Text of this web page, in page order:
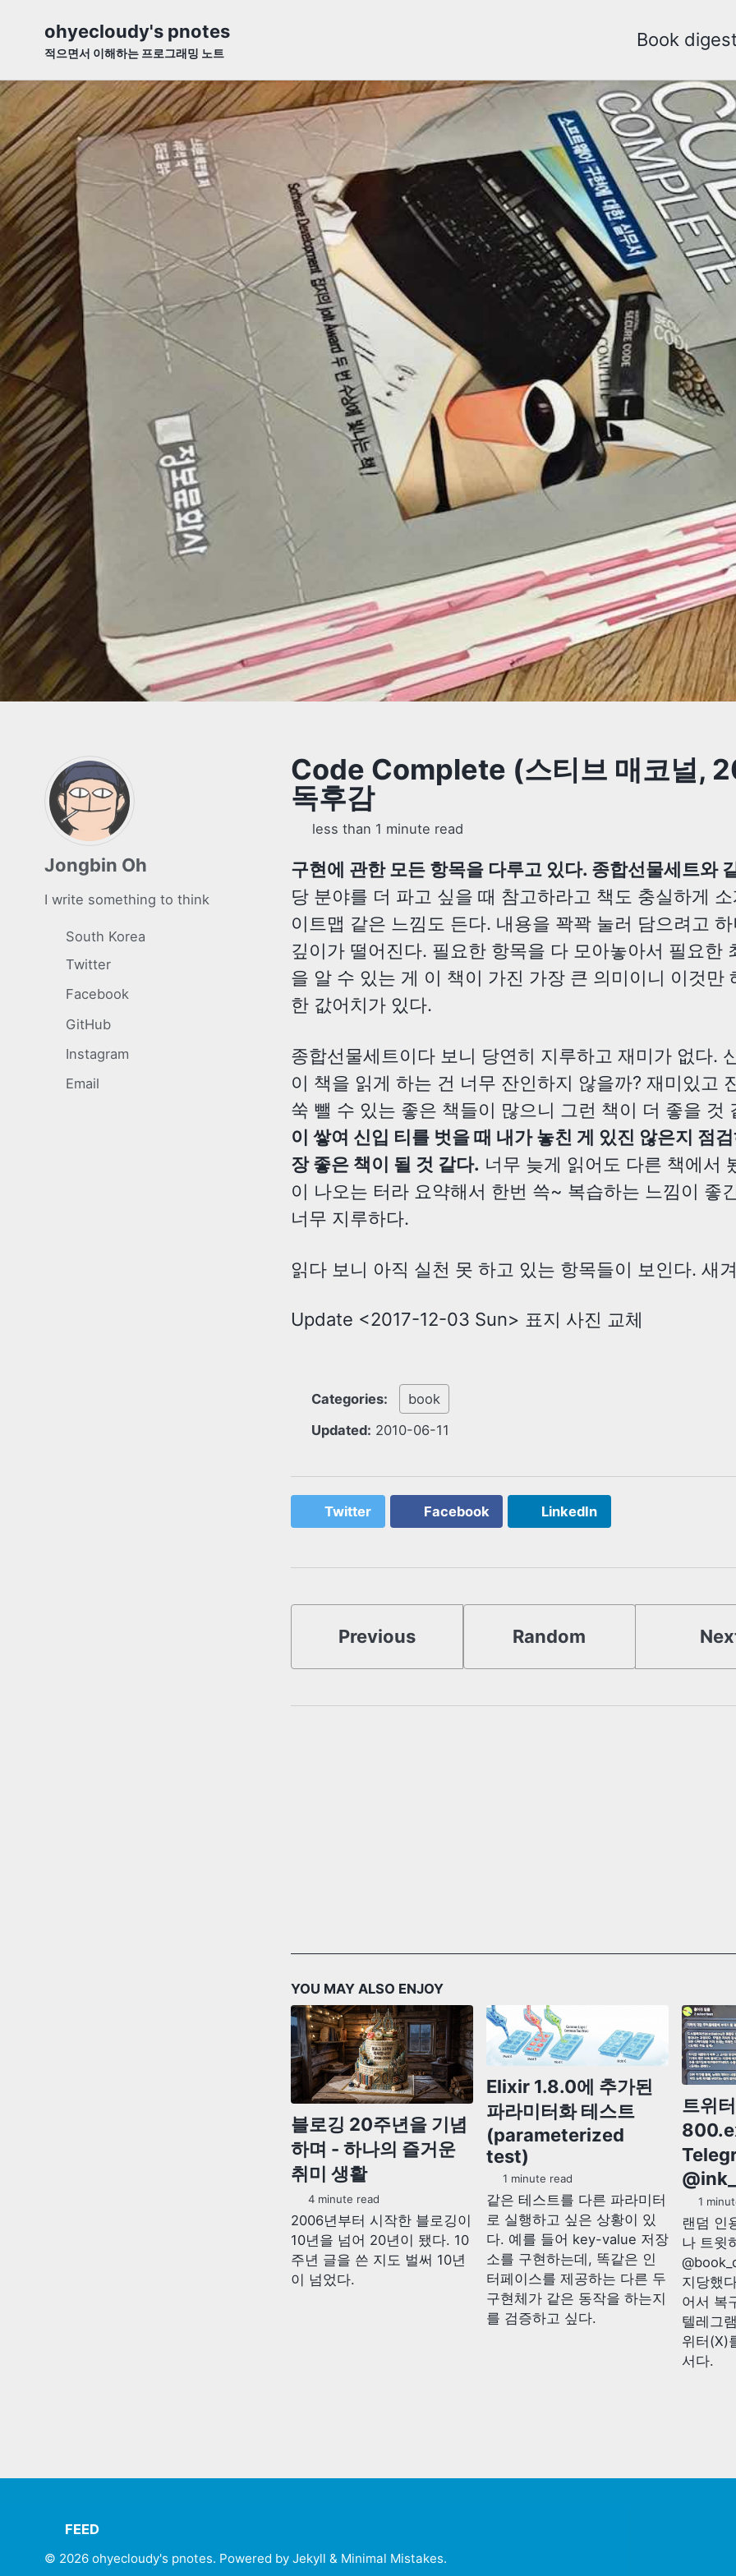
primary
navigation
content
ohyecloudy's pnotes
적으면서 이해하는 프로그래밍 노트
Book
Jongbin Oh
I write something to think
South Korea
Twitter
Facebook
GitHub
Instagram
Email
Code Complete (스티브 매코널,
독후감
less than 1 minute read
구현에 관한 모든 항목을 다루고 있다. 종합선물세트와
당 분야를 더 파고 싶을 때 참고하라고 책도 충실하게
이트맵 같은 느낌도 든다. 내용을 꽉꽉 눌러 담으려고
깊이가 떨어진다. 필요한 항목을 다 모아놓아서 필요한
을 알 수 있는 게 이 책이 가진 가장 큰 의미이니 이것만
한 값어치가 있다.
종합선물세트이다 보니 당연히 지루하고 재미가 없다.
이 책을 읽게 하는 건 너무 잔인하지 않을까? 재미있고
쑥 뺄 수 있는 좋은 책들이 많으니 그런 책이 더 좋을 것
이 쌓여 신입 티를 벗을 때 내가 놓친 게 있진 않은지 점
장 좋은 책이 될 것 같다. 너무 늦게 읽어도 다른 책에서
이 나오는 터라 요약해서 한번 쓱~ 복습하는 느낌이 좋
너무 지루하다.
읽다 보니 아직 실천 못 하고 있는 항목들이 보인다. 새
Update <2017-12-03 Sun> 표지 사진 교체
Categories:
book
Updated: 2010-06-11
Twitter Facebook LinkedIn
Previous Random
YOU MAY ALSO ENJOY
블로깅 20주년을 기념
하며 - 하나의 즐거운
취미 생활
4 minute read
2006년부터 시작한 블로깅이
10년을 넘어 20년이 됐다. 10
주년 글을 쓴 지도 벌써 10년
이 넘었다.
Elixir 1.8.0에 추가된
파라미터화 테스트
(parameterized
test)
1 minute read
같은 테스트를 다른 파라미터
로 실행하고 싶은 상황이 있
다. 예를 들어 key-value 저장
소를 구현하는데, 똑같은 인
터페이스를 제공하는 다른 두
구현체가 같은 동작을 하는지
를 검증하고 싶다.
트위
1
랜덤 인
나 트윗
지당했
어서 복
텔레그
위터(X)
서다.
FEED
© 2026 ohyecloudy's pnotes. Powered by Jekyll & Minimal Mistakes.